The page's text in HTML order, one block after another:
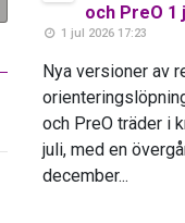
och PreO 1
1 jul 2026 17:23
Nya versioner av
och PreO träder i
juli, med en
december...